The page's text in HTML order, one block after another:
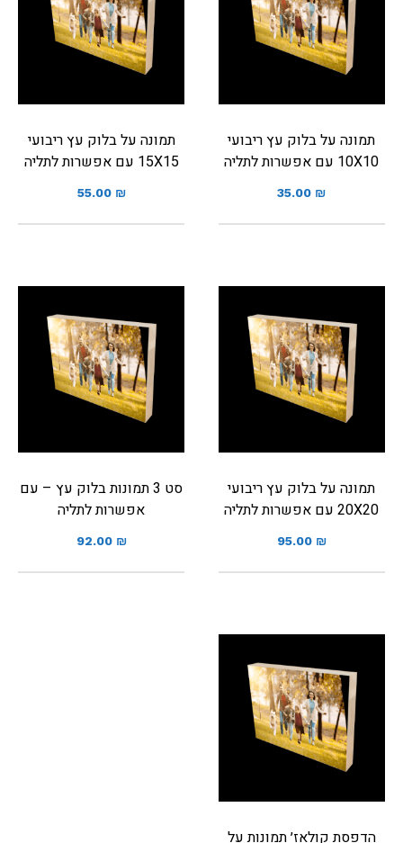
תמונה על בלוק עץ ריבועי
10X10 עם אפשרות לתליה
35.00 ₪
תמונה על בלוק עץ ריבועי
15X15 עם אפשרות לתליה
55.00 ₪
תמונה על בלוק עץ ריבועי
20X20 עם אפשרות לתליה
95.00 ₪
סט 3 תמונות בלוק עץ – עם
אפשרות לתליה
92.00 ₪
הדפסת קולאז׳ תמונות על